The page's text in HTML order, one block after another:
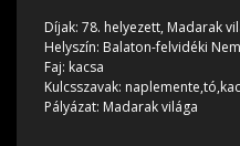
Díjak: 78. helyezett, Madarak
Helyszín: Balaton-felvidéki
Faj: kacsa
Kulcsszavak:
Pályázat: Madarak világa